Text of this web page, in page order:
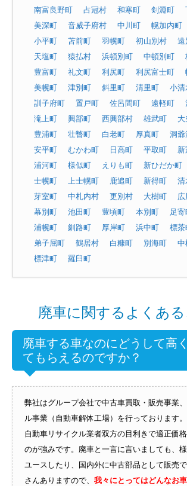
南富良野町
占冠村 和寒町 剣淵町
美深町
音威子府村 中川町 幌加内町
小平町
苫前町 羽幌町 初山別村
天塩町
猿払村 浜頓別町 中頓別町
豊富町
礼文町 利尻町 利尻富士町
美幌町
津別町 斜里町 清里町
小
訓子府町
置戸町 佐呂間町 遠軽町
滝上町
興部町 西興部村 雄武町
豊浦町
壮瞥町 白老町 厚真町
洞
安平町
むかわ町 日高町 平取町
浦河町
様似町 えりも町 新ひだか町
士幌町
上士幌町 鹿追町 新得町
芽室町
中札内村 更別村 大樹町
幕別町
池田町 豊頃町 本別町 足
浦幌町
釧路町 厚岸町 浜中町
標
弟子屈町
鶴居村 白糠町 別海町
標津町
羅臼町
廃車に関するよくあ
廃車する車なのにどうして高
てもらえるのですか？
弊社はグループ会社で中古車買取・販売事業
ル事業（自動車解体工場）を行っております。
自動車リサイクル業者双方の目利きで適正価
のが強みです。廃車と一言に言いましても、
ユースしたり、国内外に中古部品として販売
さんありますので、 我々にとってはどんなお